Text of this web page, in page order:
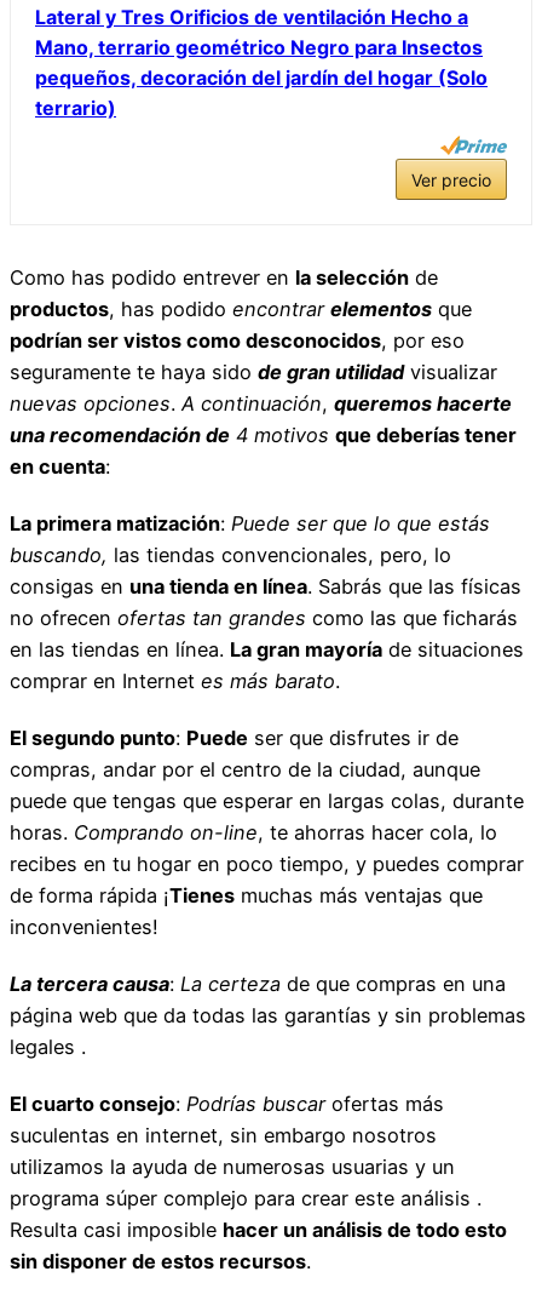
Lateral y Tres Orificios de ventilación Hecho a
Mano, terrario geométrico Negro para Insectos
pequeños, decoración del jardín del hogar (Solo
terrario)
Ver precio
Como has podido entrever en la selección de
productos, has podido encontrar elementos que
podrían ser vistos como desconocidos, por eso
seguramente te haya sido de gran utilidadvisualizar
nuevas opciones. A continuación, queremos hacerte
una recomendación de 4 motivos que deberías tener
en cuenta:
La primera matización: Puede ser que lo que estás
buscando, las tiendas convencionales, pero, lo
consigas en una tienda en línea. Sabrás que las físicas
no ofrecen ofertas tan grandes como las que ficharás
en las tiendas en línea. La gran mayoría de situaciones
comprar en Internet es más barato.
El segundo punto: Puede ser que disfrutes ir de
compras, andar por el centro de la ciudad, aunque
puede que tengas que esperar en largas colas, durante
horas. Comprando on-line, te ahorras hacer cola, lo
recibes en tu hogar en poco tiempo, y puedes comprar
de forma rápida ¡Tienes muchas más ventajas que
inconvenientes!
La tercera causa: La certeza de que compras en una
página web que da todas las garantías y sin problemas
legales .
El cuarto consejo: Podrías buscarofertas más
suculentas en internet, sin embargo nosotros
utilizamos la ayuda de numerosas usuarias y un
programa súper complejo para crear este análisis .
Resulta casi imposible hacer un análisis de todo esto
sin disponer de estos recursos.